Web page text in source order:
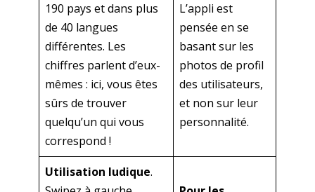
190 pays et dans plus
de 40 langues
différentes. Les
chiffres parlent d’eux-
mêmes : ici, vous êtes
sûrs de trouver
quelqu’un qui vous
correspond !
L’appli est
pensée en se
basant sur les
photos de profil
des utilisateurs,
et non sur leur
personnalité.
Utilisation ludique.